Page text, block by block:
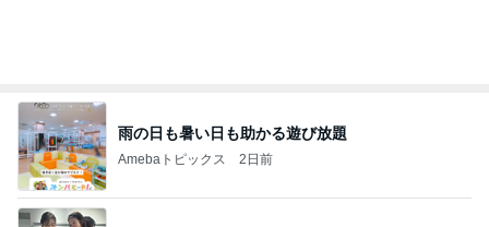
雨の日も暑い日も助かる遊び放題
Amebaトピックス 2日前